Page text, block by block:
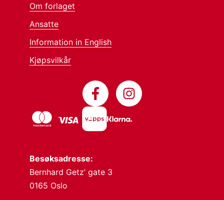
Besøksadresse:
Bernhard Getz’ gate 3
0165 Oslo
Om forlaget
Ansatte
Information in English
Kjøpsvilkår